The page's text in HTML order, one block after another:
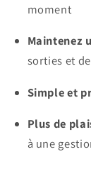
moment
Maintenez
sorties et
Simple et
Plus de
à une